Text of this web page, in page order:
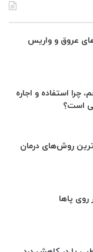
عروق و واریس
چرا استفاده و اجاره
است؟
روش‌های درمان
پاها